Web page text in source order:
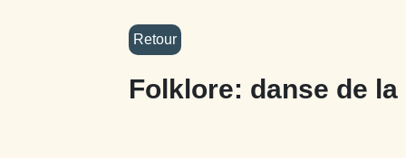
Folklore: danse de